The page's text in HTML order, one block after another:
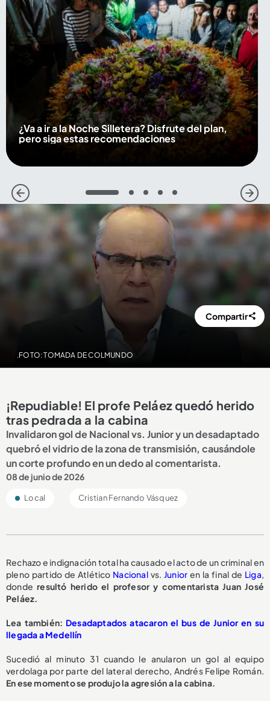
¿Va a ir a la Noche Silletera? Disfrute del plan,
pero siga estas recomendaciones
1 2 3 4 5
.FOTO: TOMADA DE COLMUNDO
Compartir
¡Repudiable! El profe Peláez quedó herido
tras pedrada a la cabina
Invalidaron gol de Nacional vs. Junior y un desadaptado
quebró el vidrio de la zona de transmisión, causándole
un corte profundo en un dedo al comentarista.
08 de junio de 2026
Local Cristian Fernando Vásquez
Rechazo e indignación total ha causado el acto de un criminal en
pleno partido de Atlético Nacionalvs. Junior en la final de Liga,
donderesultó herido el profesor y comentarista Juan José
Peláez.
Lea también: Desadaptados atacaron el bus de Junior en su
llegada a Medellín
Sucedió al minuto 31 cuando le anularon un gol al equipo
verdolaga por parte del lateral derecho, Andrés Felipe Román.
En ese momento se produjo la agresión a la cabina.